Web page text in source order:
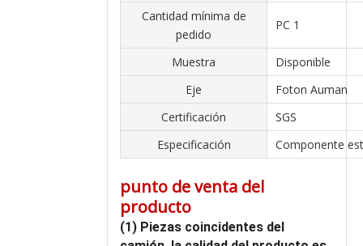
Cantidad mínima de
pedido
PC 1
Muestra
Disponible
Eje
Foton Auman
Certificación
SGS
Especificación
Componente
punto de venta del
producto
(1) Piezas coincidentes del